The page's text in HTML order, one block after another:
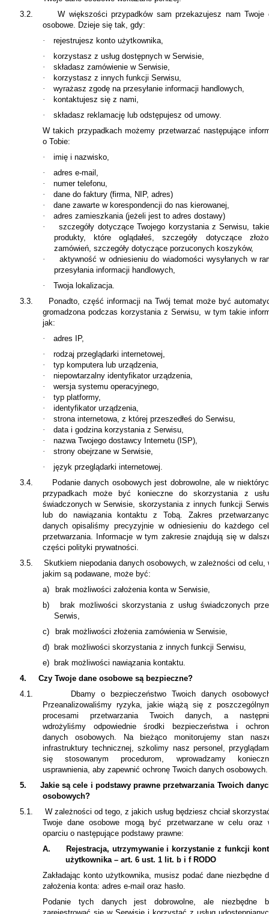
3.2.
W większości przypadków sam przekazujesz nam Twoje
osobowe. Dzieje się tak, gdy:
·
rejestrujesz konto użytkownika,
·
korzystasz z usług dostępnych w Serwisie,
·
składasz zamówienie w Serwisie,
·
korzystasz z innych funkcji Serwisu,
·
wyrażasz zgodę na przesyłanie informacji handlowych,
·
kontaktujesz się z nami,
·
składasz reklamację lub odstępujesz od umowy.
W takich przypadkach możemy przetwarzać następujące
o Tobie:
·
imię i nazwisko,
·
adres e-mail,
·
numer telefonu,
·
dane do faktury (firma, NIP, adres)
·
dane zawarte w korespondencji do nas kierowanej,
·
adres zamieszkania (jeżeli jest to adres dostawy)
·
szczegóły dotyczące Twojego korzystania z Serwisu,
produkty, które oglądałeś, szczegóły dotyczące
zamówień, szczegóły dotyczące porzuconych koszyków,
·
aktywność w odniesieniu do wiadomości wysyłanych w
przesyłania informacji handlowych,
·
Twoja lokalizacja.
3.3.
Ponadto,część informacji na Twój temat może być
gromadzona podczas korzystania z Serwisu, w tym takie
jak:
·
adres IP,
·
rodzaj przeglądarki internetowej,
·
typ komputera lub urządzenia,
·
niepowtarzalny identyfikator urządzenia,
·
wersja systemu operacyjnego,
·
typ platformy,
·
identyfikator urządzenia,
·
strona internetowa, z której przeszedłeś do Serwisu,
·
data i godzina korzystania z Serwisu,
·
nazwa Twojego dostawcy Internetu (ISP),
·
strony obejrzane w Serwisie,
·
język przeglądarki internetowej.
3.4.
Podanie danych osobowych jest dobrowolne, ale w
przypadkach może być konieczne do skorzystania z
świadczonych w Serwisie, skorzystania z innych funkcji
lub do nawiązania kontaktu z Tobą. Zakres
danych opisaliśmy precyzyjnie w odniesieniu do każdego
przetwarzania. Informacje w tym zakresie znajdują się w
części polityki prywatności.
3.5.
Skutkiem niepodania danych osobowych, w zależności od celu,
jakim są podawane, może być:
a)
brak możliwości założenia konta w Serwisie,
b)
brak możliwości skorzystania z usług świadczonych
Serwis,
c)
brak możliwości złożenia zamówienia w Serwisie,
d)
brak możliwości skorzystania z innych funkcji Serwisu,
e)
brak możliwości nawiązania kontaktu.
4.
Czy Twoje dane osobowe są bezpieczne?
4.1.
Dbamy o bezpieczeństwo Twoich danych
Przeanalizowaliśmy ryzyka, jakie wiążą się z
procesami przetwarzania Twoich danych, a
wdrożyliśmy odpowiednie środki bezpieczeństwa i
danych osobowych. Na bieżąco monitorujemy stan
infrastruktury technicznej, szkolimy nasz personel,
się stosowanym procedurom, wprowadzamy
usprawnienia, aby zapewnić ochronę Twoich danych osobowych.
5.
Jakie są cele i podstawy prawne przetwarzania Twoich
osobowych?
5.1.
W zależności od tego, z jakich usług będziesz chciał
Twoje dane osobowe mogą być przetwarzane w celu oraz
oparciu o następujące podstawy prawne:
A.
Rejestracja, utrzymywanie i korzystanie z funkcji
użytkownika – art. 6 ust. 1 lit. b i f RODO
Zakładając konto użytkownika, musisz podać dane niezbędne
założenia konta: adres e-mail oraz hasło.
Podanie tych danych jest dobrowolne, ale niezbędne